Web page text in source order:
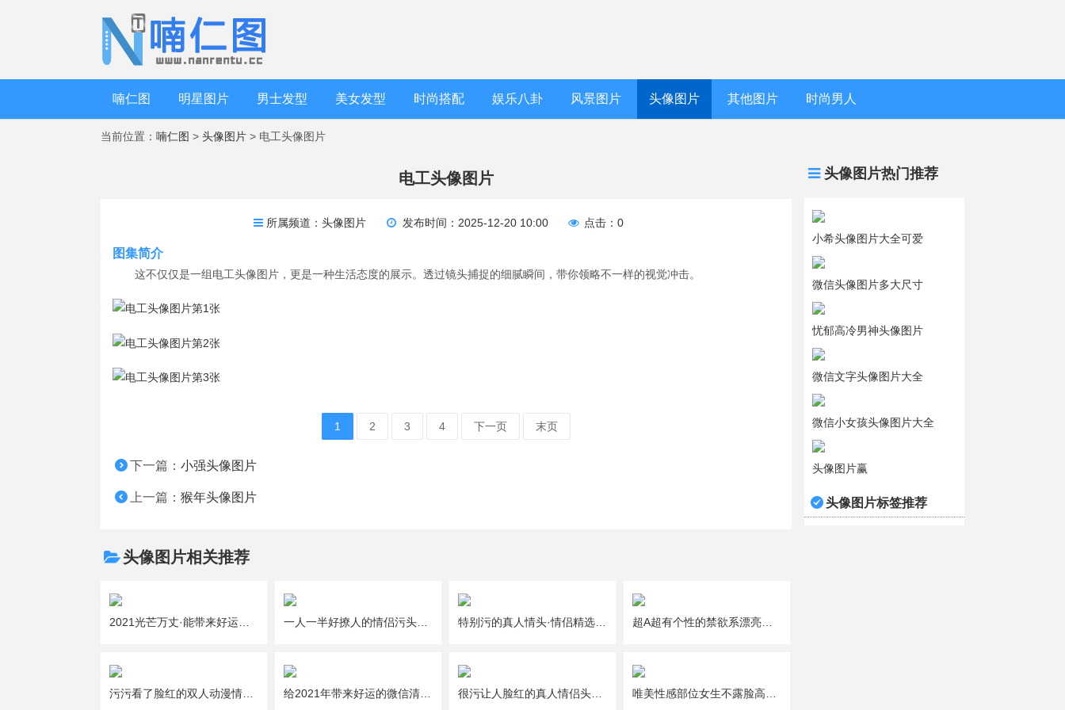
喃仁图 明星图片 男士发型 美女发型 时尚搭配 娱乐八卦 风景图片 头像图片 其他图片 时尚男人
当前位置： 喃仁图 > 头像图片 > 电工头像图片
头像图片热门推荐
小希头像图片大全可爱
微信头像图片多大尺寸
忧郁高冷男神头像图片
微信文字头像图片大全
微信小女孩头像图片大全
头像图片赢
头像图片标签推荐
电工头像图片
所属频道：头像图片 发布时间：2025-12-20 10:00 点击：0
图集简介
这不仅仅是一组电工头像图片，更是一种生活态度的展示。透过镜头捕捉的细腻瞬间，带你领略不一样的视觉冲击。
1 2 3 4 下一页 末页
下一篇：小强头像图片
上一篇：猴年头像图片
头像图片相关推荐